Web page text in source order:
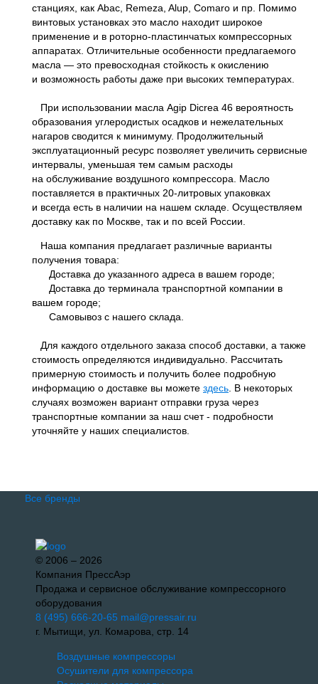
станциях, как Abac, Remeza, Alup, Comaro и пр. Помимо
винтовых установках это масло находит широкое
применение и в роторно-пластинчатых компрессорных
аппаратах. Отличительные особенности предлагаемого
масла — это превосходная стойкость к окислению
и возможность работы даже при высоких температурах.
При использовании масла Agip Dicrea 46 вероятность
образования углеродистых осадков и нежелательных
нагаров сводится к минимуму. Продолжительный
эксплуатационный ресурс позволяет увеличить сервисные
интервалы, уменьшая тем самым расходы
на обслуживание воздушного компрессора. Масло
поставляется в практичных 20-литровых упаковках
и всегда есть в наличии на нашем складе. Осуществляем
доставку как по Москве, так и по всей России.
Наша компания предлагает различные варианты
получения товара:
Доставка до указанного адреса в вашем городе;
Доставка до терминала транспортной компании в
вашем городе;
Самовывоз с нашего склада.
Для каждого отдельного заказа способ доставки, а также
стоимость определяются индивидуально. Рассчитать
примерную стоимость и получить более подробную
информацию о доставке вы можете здесь . В некоторых
случаях возможен вариант отправки груза через
транспортные компании за наш счет - подробности
уточняйте у наших специалистов.
Все бренды
© 2006 – 2026
Компания ПрессАэр
Продажа и сервисное обслуживание компрессорного
оборудования
8 (495) 666-20-65 mail@pressair.ru
г. Мытищи, ул. Комарова, стр. 14
Воздушные компрессоры
Осушители для компрессора